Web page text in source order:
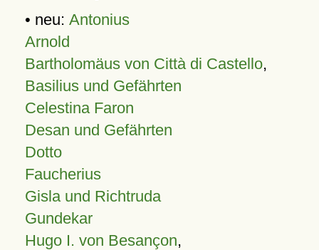
• neu: Antonius
Arnold
Bartholomäus von Città di Castello,
Basilius und Gefährten
Celestina Faron
Desan und Gefährten
Dotto
Faucherius
Gisla und Richtruda
Gundekar
Hugo I. von Besançon,